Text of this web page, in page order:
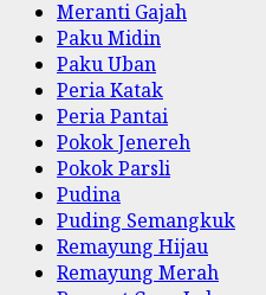
Meranti Gajah
Paku Midin
Paku Uban
Peria Katak
Peria Pantai
Pokok Jenereh
Pokok Parsli
Pudina
Puding Semangkuk
Remayung Hijau
Remayung Merah